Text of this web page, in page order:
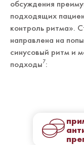
обсуждения
подходящих
контроль ритма».
направлена на
синусовый ритм и
подходы7: